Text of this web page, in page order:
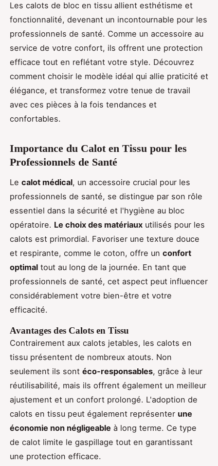
Les calots de bloc en tissu allient esthétisme et
fonctionnalité, devenant un incontournable pour les
professionnels de santé. Comme un accessoire au
service de votre confort, ils offrent une protection
efficace tout en reflétant votre style. Découvrez
comment choisir le modèle idéal qui allie praticité et
élégance, et transformez votre tenue de travail
avec ces pièces à la fois tendances et
confortables.
Importance du Calot en Tissu pour les
Professionnels de Santé
Le calot médical, un accessoire crucial pour les
professionnels de santé, se distingue par son rôle
essentiel dans la sécurité et l'hygiène au bloc
opératoire. Le choix des matériaux utilisés pour les
calots est primordial. Favoriser une texture douce
et respirante, comme le coton, offre un confort
optimal tout au long de la journée. En tant que
professionnels de santé, cet aspect peut influencer
considérablement votre bien-être et votre
efficacité.
Avantages des Calots en Tissu
Contrairement aux calots jetables, les calots en
tissu présentent de nombreux atouts. Non
seulement ils sont éco-responsables, grâce à leur
réutilisabilité, mais ils offrent également un meilleur
ajustement et un confort prolongé. L'adoption de
calots en tissu peut également représenter une
économie non négligeable à long terme. Ce type
de calot limite le gaspillage tout en garantissant
une protection efficace.